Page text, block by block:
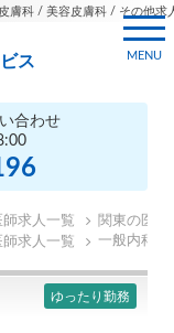
科 / 美容皮膚科 / その他求
ス
合わせ
MENU
求人一覧
関東の医師
求人一覧 一般内科の
ゆったり勤務